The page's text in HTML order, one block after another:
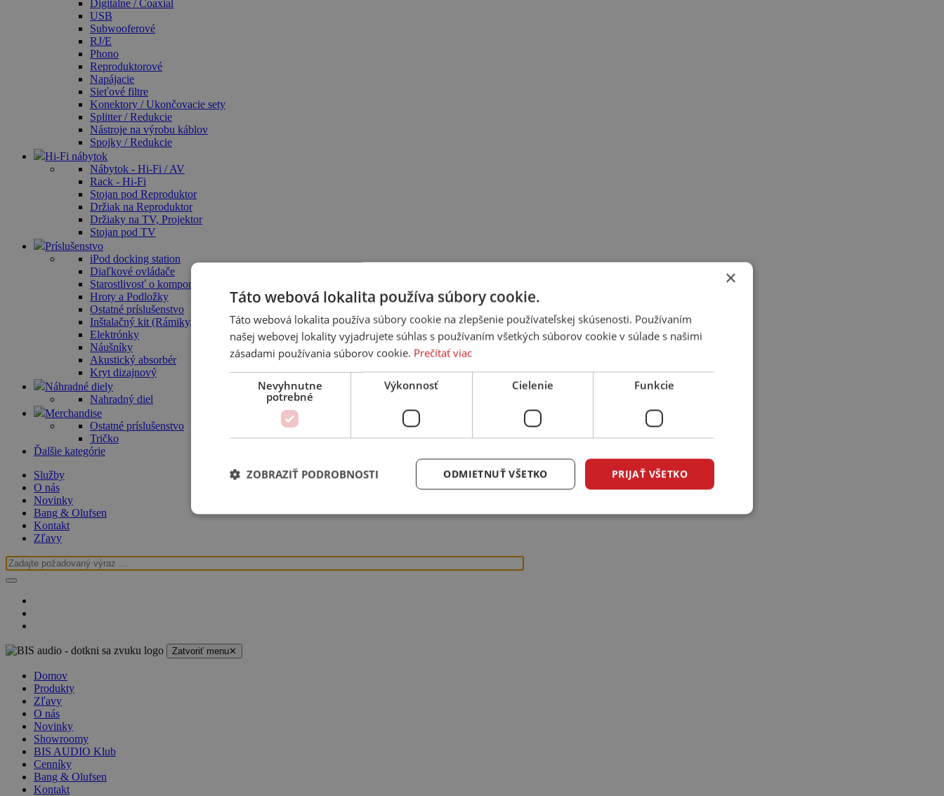
Digitálne / Coaxial
USB
Subwooferové
RJ/E
Phono
Reproduktorové
Napájacie
Sieťové filtre
Konektory / Ukončovacie sety
Splitter / Redukcie
Nástroje na výrobu káblov
Spojky / Redukcie
Hi-Fi nábytok
Nábytok - Hi-Fi / AV
Rack - Hi-Fi
Stojan pod Reproduktor
Držiak na Reproduktor
Držiaky na TV, Projektor
Stojan pod TV
Príslušenstvo
iPod docking station
Diaľkové ovládače
Starostlivosť o komponenty / Čistiace prostriedky
Hroty a Podložky
Ostatné príslušenstvo
Inštalačný kit (Rámiky, Krabica)
Elektrónky
Náušníky
Akustický absorbér
Kryt dizajnový
Náhradné diely
Nahradný diel
Merchandise
Ostatné príslušenstvo
Tričko
Ďalšie kategórie
Služby
O nás
Novinky
Bang & Olufsen
Kontakt
Zľavy
Zatvoriť menu✕
Domov
Produkty
Zľavy
O nás
Novinky
Showroomy
BIS AUDIO Klub
Cenníky
Bang & Olufsen
Kontakt
×
Táto webová lokalita používa súbory cookie.
Táto webová lokalita používa súbory cookie na zlepšenie používateľskej skúsenosti. Používaním
našej webovej lokality vyjadrujete súhlas s používaním všetkých súborov cookie v súlade s našimi
zásadami používania súborov cookie. Prečítať viac
Nevyhnutne
potrebné
Výkonnosť Cielenie Funkcie
PRIJAŤ VŠETKO
ODMIETNUŤ VŠETKO
ZOBRAZIŤ PODROBNOSTI